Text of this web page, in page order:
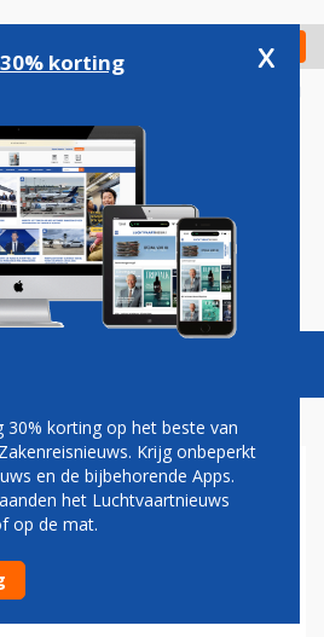
Check in
Podcasts Vacatures
TOT NU
korting x
30% korting op het beste van
Krijg onbeperkt
en de bijbehorende Apps.
het Luchtvaartnieuws
op de mat.